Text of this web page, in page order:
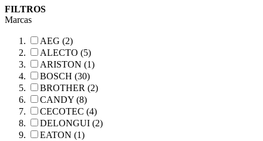
FILTROS
Marcas
AEG (2)
ALECTO (5)
ARISTON (1)
BOSCH (30)
BROTHER (2)
CANDY (8)
CECOTEC (4)
DELONGUI (2)
EATON (1)